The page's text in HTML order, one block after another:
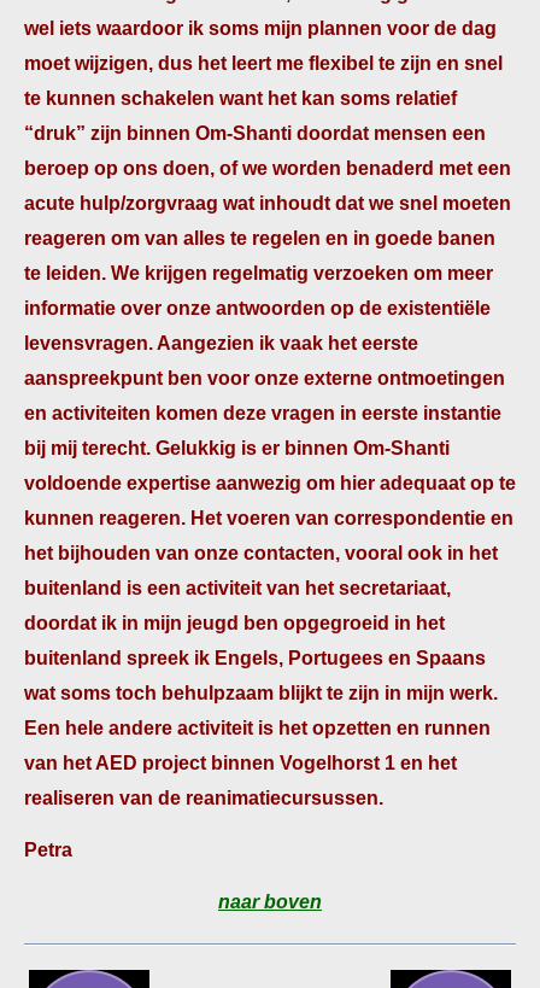
wel iets waardoor ik soms mijn plannen voor de dag
moet wijzigen, dus het leert me flexibel te zijn en snel
te kunnen schakelen want het kan soms relatief
“druk” zijn binnen Om-Shanti doordat mensen een
beroep op ons doen, of we worden benaderd met een
acute hulp/zorgvraag wat inhoudt dat we snel moeten
reageren om van alles te regelen en in goede banen
te leiden. We krijgen regelmatig verzoeken om meer
informatie over onze antwoorden op de existentiële
levensvragen. Aangezien ik vaak het eerste
aanspreekpunt ben voor onze externe ontmoetingen
en activiteiten komen deze vragen in eerste instantie
bij mij terecht. Gelukkig is er binnen Om-Shanti
voldoende expertise aanwezig om hier adequaat op te
kunnen reageren. Het voeren van correspondentie en
het bijhouden van onze contacten, vooral ook in het
buitenland is een activiteit van het secretariaat,
doordat ik in mijn jeugd ben opgegroeid in het
buitenland spreek ik Engels, Portugees en Spaans
wat soms toch behulpzaam blijkt te zijn in mijn werk.
Een hele andere activiteit is het opzetten en runnen
van het AED project binnen Vogelhorst 1 en het
realiseren van de reanimatiecursussen.
Petra
naar boven